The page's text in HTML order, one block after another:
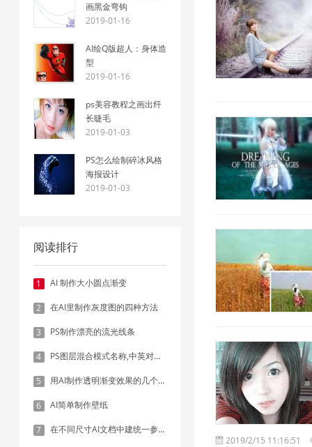
画黑金弯钩
2019-01-16
AI绘Q版超人：身体造
型
2019-01-16
ps美容教程之画出纤
长睫毛
2019-01-03
PS怎么绘制碎冰风格
海报设计
2019-01-03
阅读排行
1 AI 制作大小圆点渐变
2 在AI里制作灰度图的四种方法
3 PS制作漂亮的流光线条
4 PS图层混合模式名称,中英对照表
5 用AI制作透明渐变效果的几个方法
6 AI简单制作壁纸
7 在不同尺寸AI文档中建统一参考线 - 方法1：对齐和分布
2019/2/15 11:16:51